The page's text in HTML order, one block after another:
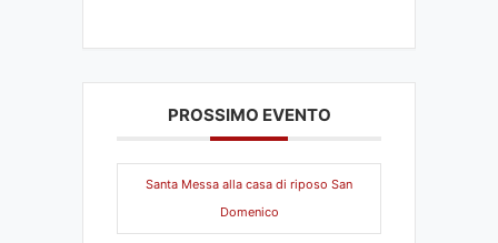
PROSSIMO EVENTO
Santa Messa alla casa di riposo San
Domenico